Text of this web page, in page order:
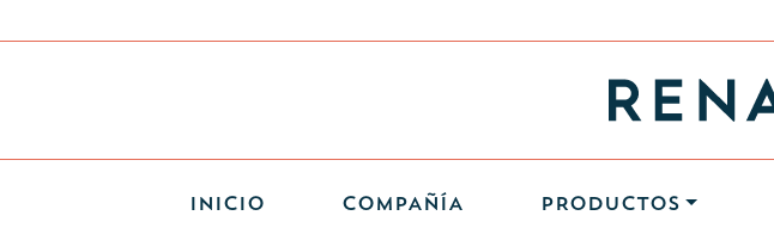
INICIO COMPAÑÍA PRODUCTOS